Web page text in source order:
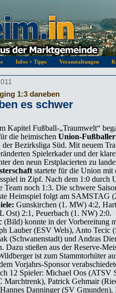
Infos + Tipps Veranstaltungen
1:3 daneben
es schwer
Kapitel Fußball-„Traumwelt“
die heimischen Union-Fußballer
Bezirksliga Süd. Mit neuem
Spielerkader und der
den neun Erstplacierten zu
startete für die Union mit
in Zipf. Nach dem 1:0 durch
Team noch 1:3. Die schwere
Heimspiel folgt am SAMSTAG
Gunskirchen (1. MW) 4:2,
2:1, Peuerbach (1. NW) 2:0.
(Bild) konnte in der Vorbereitung
Lauber (ESV Wels), Anto Tecic
(Schwanenstadt) und Andras
Dazu stießen aus der Reserve-
ist zum Stammtorhüter
Vorjahrs-Sponsor
12 Spieler: Michael Oos (ATSV
Marchtrenk), Patrick Gehmair
Danninger (SV Gmunden),